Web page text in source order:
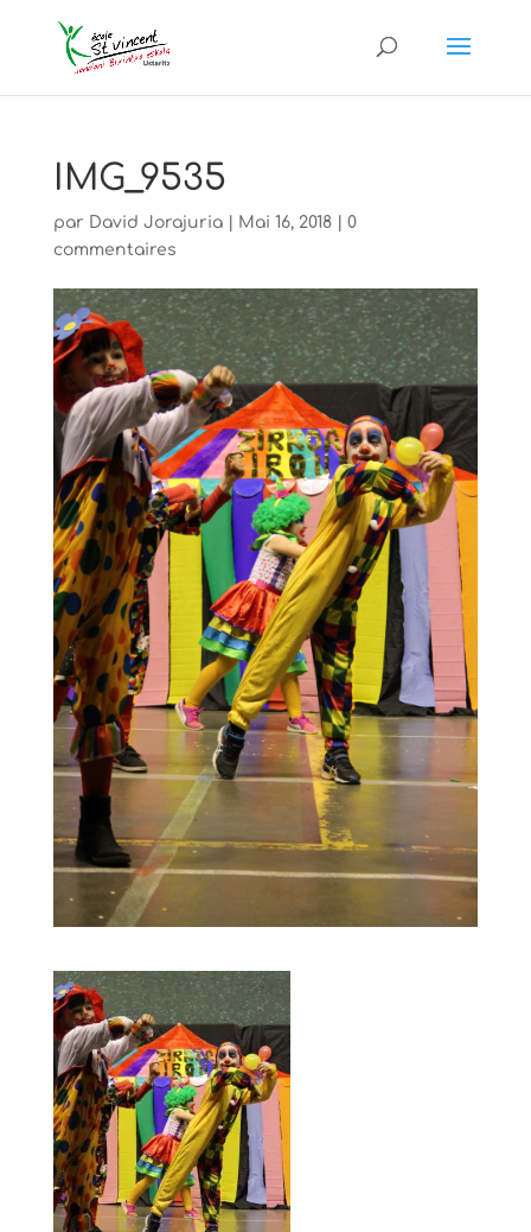
IMG_9535
par David Jorajuria| Mai 16, 2018| 0
commentaires